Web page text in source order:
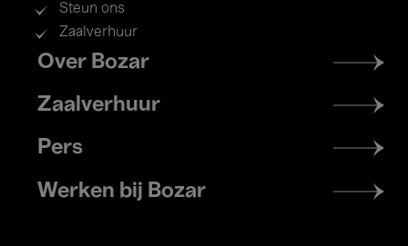
Steun ons
Zaalverhuur
Footer
menu
Over Bozar
Zaalverhuur
Pers
Werken bij Bozar